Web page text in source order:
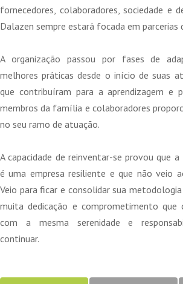
fornecedores, colaboradores, sociedade e
Dalazen sempre estará focada em parcerias
A organização passou por fases de
melhores práticas desde o início de suas
que contribuíram para a aprendizagem e
membros da família e colaboradores
no seu ramo de atuação.
A capacidade de reinventar-se provou que
é uma empresa resiliente e que não veio
Veio para ficar e consolidar sua
muita dedicação e comprometimento que
com a mesma serenidade e
continuar.